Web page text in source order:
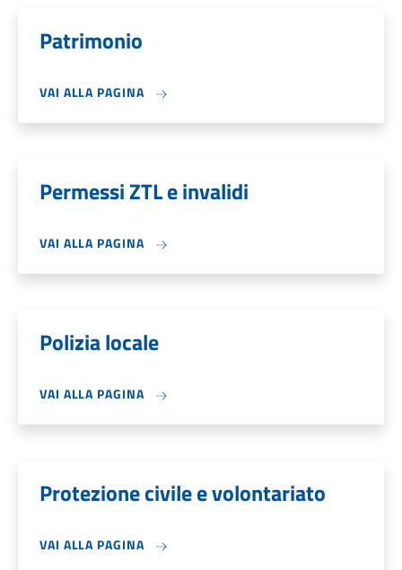
Patrimonio
VAI ALLA PAGINA
Permessi ZTL e invalidi
VAI ALLA PAGINA
Polizia locale
VAI ALLA PAGINA
Protezione civile e volontariato
VAI ALLA PAGINA